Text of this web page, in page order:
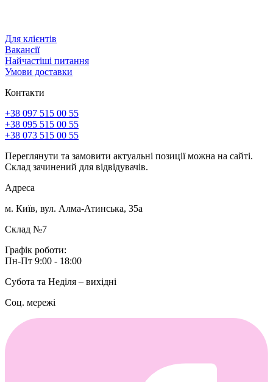
Для клієнтів
Вакансії
Найчастіші питання
Умови доставки
Контакти
+38 097 515 00 55
+38 095 515 00 55
+38 073 515 00 55
Переглянути та замовити актуальні позиції можна на сайті.
Склад зачинений для відвідувачів.
Адреса
м. Київ, вул. Алма-Атинська, 35а
Склад №7
Графік роботи:
Пн-Пт 9:00 - 18:00
Субота та Неділя – вихідні
Соц. мережі